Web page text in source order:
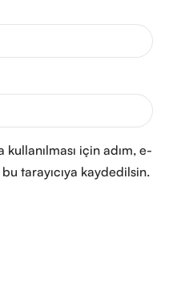
için adım, e-
tarayıcıya kaydedilsin.